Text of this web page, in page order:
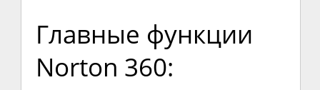
Главные функции
Norton 360: